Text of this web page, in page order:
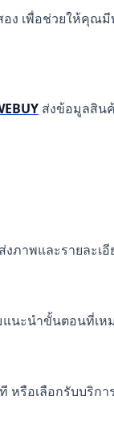
ง เพื่อช่วยให้คุ
ส่งข้อมูลสิน
งภาพและรายละเ
นะนำขั้นตอนที่เ
รือเลือกรับบริก